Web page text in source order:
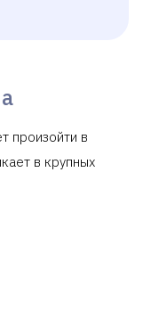
произойти в
в крупных